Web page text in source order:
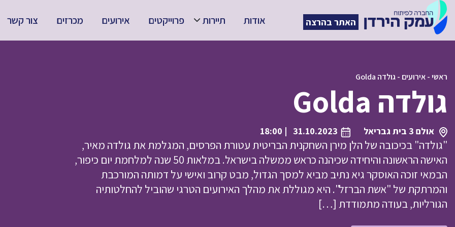
האתר בהרצה אודות תיירות פרוייקטים אירועים מכרזים צור קשר
ראשי-אירועים -גולדה Golda
גולדה Golda
אולם 3 בית גבריאל 31.10.2023
| 18:00
"גולדה" בכיכובה של הלן מירן השחקנית הבריטית עטורת הפרסים, המגלמת את גולדה מאיר,
האישה הראשונה והיחידה שכיהנה כראש ממשלה בישראל. במלאות 50 שנה למלחמת יום כיפור,
הבמאי זוכה האוסקר גיא נתיב מביא למסך הגדול, מבט קרוב ואישי על דמותה המורכבת
והמרתקת של "אשת הברזל". היא מגוללת את מהלך האירועים הטרגי שהוביל להחלטותיה
הגורליות, בעודה מתמודדת […]